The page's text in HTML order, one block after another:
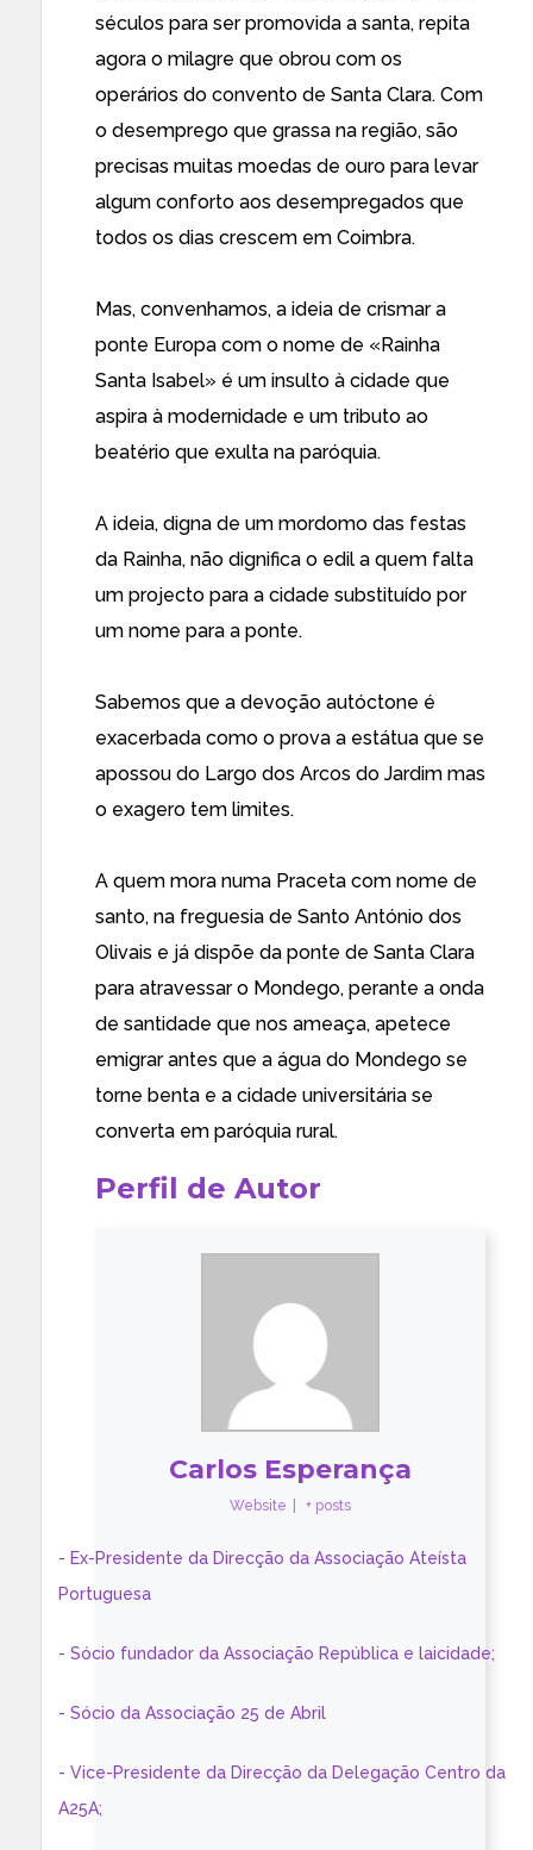
séculos para ser promovida a santa, repita
agora o milagre que obrou com os
operários do convento de Santa Clara. Com
o desemprego que grassa na região, são
precisas muitas moedas de ouro para levar
algum conforto aos desempregados que
todos os dias crescem em Coimbra.
Mas, convenhamos, a ideia de crismar a
ponte Europa com o nome de «Rainha
Santa Isabel» é um insulto à cidade que
aspira à modernidade e um tributo ao
beatério que exulta na paróquia.
A ideia, digna de um mordomo das festas
da Rainha, não dignifica o edil a quem falta
um projecto para a cidade substituído por
um nome para a ponte.
Sabemos que a devoção autóctone é
exacerbada como o prova a estátua que se
apossou do Largo dos Arcos do Jardim mas
o exagero tem limites.
A quem mora numa Praceta com nome de
santo, na freguesia de Santo António dos
Olivais e já dispõe da ponte de Santa Clara
para atravessar o Mondego, perante a onda
de santidade que nos ameaça, apetece
emigrar antes que a água do Mondego se
torne benta e a cidade universitária se
converta em paróquia rural.
Perfil de Autor
Carlos Esperança
Website + posts
- Ex-Presidente da Direcção da Associação Ateísta
Portuguesa
- Sócio fundador da Associação República e laicidade;
- Sócio da Associação 25 de Abril
- Vice-Presidente da Direcção da Delegação Centro da
A25A;